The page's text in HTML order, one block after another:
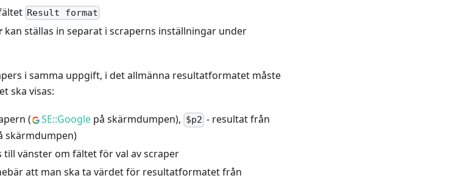
Result format
kan ställas in separat i scraperns inställningar under
i samma uppgift, i det allmänna resultatformatet måste
ska visas:
( SE::Google på skärmdumpen), $p2 - resultat från
skärmdumpen)
vänster om fältet för val av scraper
att man ska ta värdet för resultatformatet från